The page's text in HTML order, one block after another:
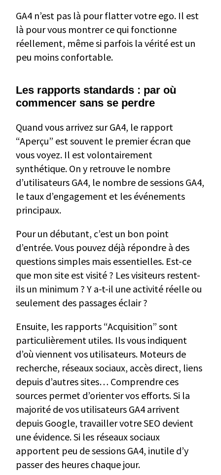
GA4 n’est pas là pour flatter votre ego. Il est
là pour vous montrer ce qui fonctionne
réellement, même si parfois la vérité est un
peu moins confortable.
Les rapports standards : par où
commencer sans se perdre
Quand vous arrivez sur GA4, le rapport
“Aperçu” est souvent le premier écran que
vous voyez. Il est volontairement
synthétique. On y retrouve le nombre
d’utilisateurs GA4, le nombre de sessions GA4,
le taux d’engagement et les événements
principaux.
Pour un débutant, c’est un bon point
d’entrée. Vous pouvez déjà répondre à des
questions simples mais essentielles. Est-ce
que mon site est visité ? Les visiteurs restent-
ils un minimum ? Y a-t-il une activité réelle ou
seulement des passages éclair ?
Ensuite, les rapports “Acquisition” sont
particulièrement utiles. Ils vous indiquent
d’où viennent vos utilisateurs. Moteurs de
recherche, réseaux sociaux, accès direct, liens
depuis d’autres sites… Comprendre ces
sources permet d’orienter vos efforts. Si la
majorité de vos utilisateurs GA4 arrivent
depuis Google, travailler votre SEO devient
une évidence. Si les réseaux sociaux
apportent peu de sessions GA4, inutile d’y
passer des heures chaque jour.